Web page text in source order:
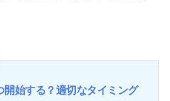
始する？適切なタイミング